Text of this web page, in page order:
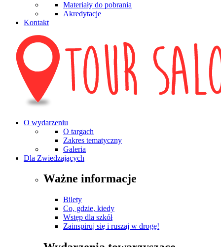
Materiały do pobrania
Akredytacje
Kontakt
O wydarzeniu
O targach
Zakres tematyczny
Galeria
Dla Zwiedzających
Ważne informacje
Bilety
Co, gdzie, kiedy
Wstęp dla szkół
Zainspiruj się i ruszaj w drogę!